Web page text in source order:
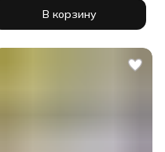
В корзину